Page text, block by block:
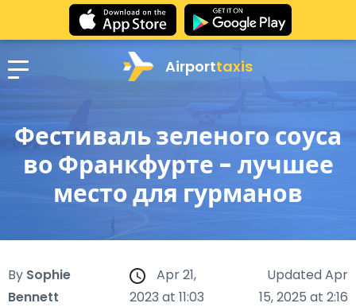
Airporttaxis
Фестиваль зеленого соуса
во Франкфурте - лучшее
место для гурманов
By Sophie
Bennett
Apr 21,
2023 at 11:03
Updated Apr
15, 2025 at 2:16